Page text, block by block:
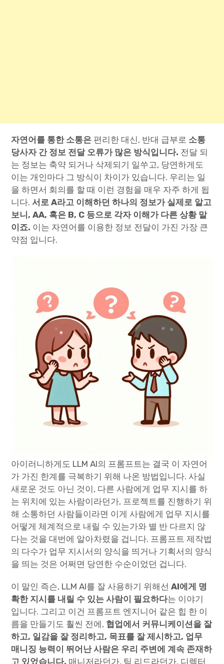
자연어를 통한 소통은 편리한 대신, 반대 급부로 소통
당사자 간 정보 전달 오류가 많은 방식입니다. 전달 되
는 정보는 축약 되거나 삭제되기 일쑤고, 당연하게도
이는 개인마다 그 방식이 차이가 있습니다. 우리는 일
을 하면서 회의를 할 때 이런 경험을 매우 자주 하게 됩
니다.서로 A라고 이해하던 하나의 정보가 실제로 알고
보니, AA, 혹은 B, C 등으로 각자 이해가 다른 상황 말
이죠. 이는 자연어를 이용한 정보 전달이 가진 가장 큰
약점 입니다.
아이러니하게도 LLM AI의 프롬프트는 결국 이 자연어
가 가진 한계를 극복하기 위해 나온 방법입니다. 사실
새로운 것도 아닌 것이, 다른 사람에게 업무 지시를 하
는 위치에 있는 사람이라던가, 프로젝트를 진행하기 위
해 소통하던 사람들이라면 이게 사람에게 업무 지시를
어떻게 체계적으로 내릴 수 있는가와 별 반 다르지 않
다는 것을 대번에 알아차렸을 겁니다. 프롬프트 제작법
의 다수가 업무 지시서의 양식을 띄거나 기획서의 양식
을 띄는 것은 어쩌면 당연한 수순이었던 겁니다.
이 말인 즉슨, LLM AI를 잘 사용하기 위해선AI에게 명
확한 지시를 내릴 수 있는 사람이 필요하다는 이야기
입니다. 그리고 이건 프롬프트 엔지니어 같은 힙 한 이
름을 만들기도 훨씬 전에, 협업에서 커뮤니케이션을 잘
하고, 일감을 잘 정리하고, 목표를 잘 제시하고, 업무
매니징 능력이 뛰어난 사람은 우리 주변에 계속 존재하
고 있었습니다. 매니저라던가, 팀 리드라던가, 디렉터